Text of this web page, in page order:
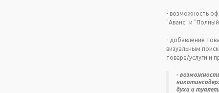
- возможность
"Аванс" и
- добавление
визуальным
товара/услуги и
-
духи и